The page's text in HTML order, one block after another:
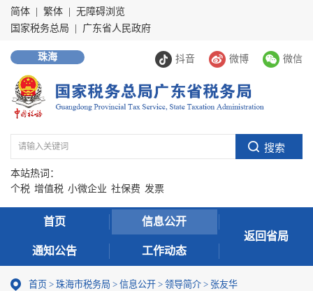
简体 繁体
无障碍浏览
国家税务总局
广东省人民政府
抖音 微博 微信
珠海
本站热词：
个税 增值税 小微企业 社保费 发票
首页 信息公开
通知公告 工作动态
返回省局
首页 > 珠海市税务局 > 信息公开 > 领导简介 > 张友华